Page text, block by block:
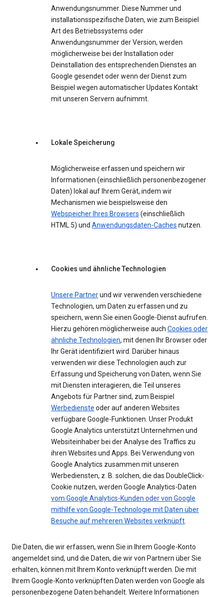
Anwendungsnummer. Diese Nummer und
installationsspezifische Daten, wie zum Beispiel
Art des Betriebssystems oder
Anwendungsnummer der Version, werden
möglicherweise bei der Installation oder
Deinstallation des entsprechenden Dienstes an
Google gesendet oder wenn der Dienst zum
Beispiel wegen automatischer Updates Kontakt
mit unseren Servern aufnimmt.
Lokale Speicherung
Möglicherweise erfassen und speichern wir
Informationen (einschließlich personenbezogener
Daten) lokal auf Ihrem Gerät, indem wir
Mechanismen wie beispielsweise den
Webspeicher Ihres Browsers (einschließlich
HTML 5) und Anwendungsdaten-Caches nutzen.
Cookies und ähnliche Technologien
Unsere Partnerund wir verwenden verschiedene
Technologien, um Daten zu erfassen und zu
speichern, wenn Sie einen Google-Dienst aufrufen.
Hierzu gehören möglicherweise auch Cookies oder
ähnliche Technologien, mit denen Ihr Browser oder
Ihr Gerät identifiziert wird. Darüber hinaus
verwenden wir diese Technologien auch zur
Erfassung und Speicherung von Daten, wenn Sie
mit Diensten interagieren, die Teil unseres
Angebots für Partner sind, zum Beispiel
Werbedienste oder auf anderen Websites
verfügbare Google-Funktionen. Unser Produkt
Google Analytics unterstützt Unternehmen und
Websiteinhaber bei der Analyse des Traffics zu
ihren Websites und Apps. Bei Verwendung von
Google Analytics zusammen mit unseren
Werbediensten, z. B. solchen, die das DoubleClick-
Cookie nutzen, werden Google Analytics-Daten
vom Google Analytics-Kunden oder von Google
mithilfe von Google-Technologie mit Daten über
Besuche auf mehreren Websites verknüpft.
Die Daten, die wir erfassen, wenn Sie in Ihrem Google-Konto
angemeldet sind, und die Daten, die wir von Partnern über Sie
erhalten, können mit Ihrem Konto verknüpft werden. Die mit
Ihrem Google-Konto verknüpften Daten werden von Google als
personenbezogene Daten behandelt. Weitere Informationen